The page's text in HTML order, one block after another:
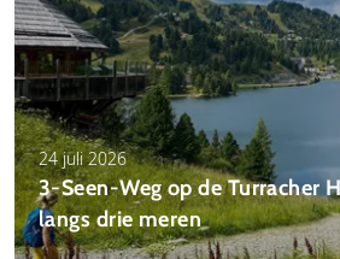
24 juli 2026
3-Seen-Weg op de Turracher
langs drie meren